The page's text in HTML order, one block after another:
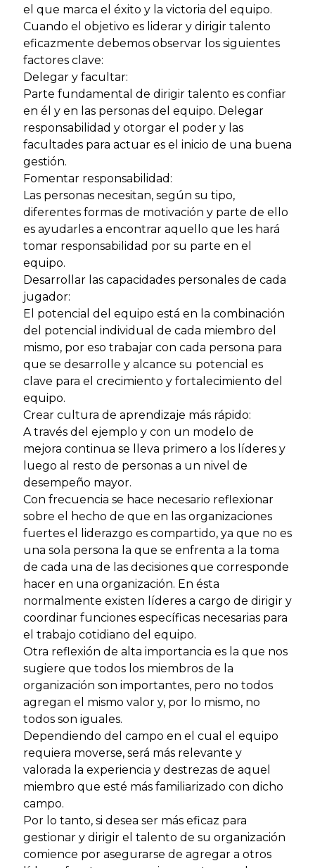
el que marca el éxito y la victoria del equipo.
Cuando el objetivo es liderar y dirigir talento
eficazmente debemos observar los siguientes
factores clave:
Delegar y facultar:
Parte fundamental de dirigir talento es confiar
en él y en las personas del equipo. Delegar
responsabilidad y otorgar el poder y las
facultades para actuar es el inicio de una buena
gestión.
Fomentar responsabilidad:
Las personas necesitan, según su tipo,
diferentes formas de motivación y parte de ello
es ayudarles a encontrar aquello que les hará
tomar responsabilidad por su parte en el
equipo.
Desarrollar las capacidades personales de cada
jugador:
El potencial del equipo está en la combinación
del potencial individual de cada miembro del
mismo, por eso trabajar con cada persona para
que se desarrolle y alcance su potencial es
clave para el crecimiento y fortalecimiento del
equipo.
Crear cultura de aprendizaje más rápido:
A través del ejemplo y con un modelo de
mejora continua se lleva primero a los líderes y
luego al resto de personas a un nivel de
desempeño mayor.
Con frecuencia se hace necesario reflexionar
sobre el hecho de que en las organizaciones
fuertes el liderazgo es compartido, ya que no es
una sola persona la que se enfrenta a la toma
de cada una de las decisiones que corresponde
hacer en una organización. En ésta
normalmente existen líderes a cargo de dirigir y
coordinar funciones específicas necesarias para
el trabajo cotidiano del equipo.
Otra reflexión de alta importancia es la que nos
sugiere que todos los miembros de la
organización son importantes, pero no todos
agregan el mismo valor y, por lo mismo, no
todos son iguales.
Dependiendo del campo en el cual el equipo
requiera moverse, será más relevante y
valorada la experiencia y destrezas de aquel
miembro que esté más familiarizado con dicho
campo.
Por lo tanto, si desea ser más eficaz para
gestionar y dirigir el talento de su organización
comience por asegurarse de agregar a otros